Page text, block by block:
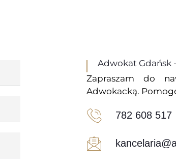
Adwokat Gdańsk
Zapraszam do
Adwokacką.
782 608 517